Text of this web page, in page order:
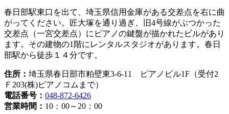
春日部駅東口を出て、埼玉県信用金庫がある交差点を右に曲
がってください。匠大塚を通り過ぎ、旧4号線がぶつかった
交差点（一宮交差点）にピアノの鍵盤が描かれたビルがあり
ます。その建物の1階にレンタルスタジオがあります。春日
部駅から徒歩１４分です。
住所： 埼玉県春日部市粕壁東3-6-11 ピアノビル1F（受付2
Ｆ203(株)ピアノコムまで）
電話番号： 048-872-6426
営業時間： 10：00～20：00